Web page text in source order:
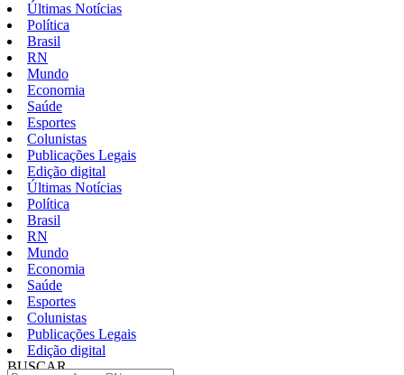
Últimas Notícias
Política
Brasil
RN
Mundo
Economia
Saúde
Esportes
Colunistas
Publicações Legais
Edição digital
Últimas Notícias
Política
Brasil
RN
Mundo
Economia
Saúde
Esportes
Colunistas
Publicações Legais
Edição digital
BUSCAR